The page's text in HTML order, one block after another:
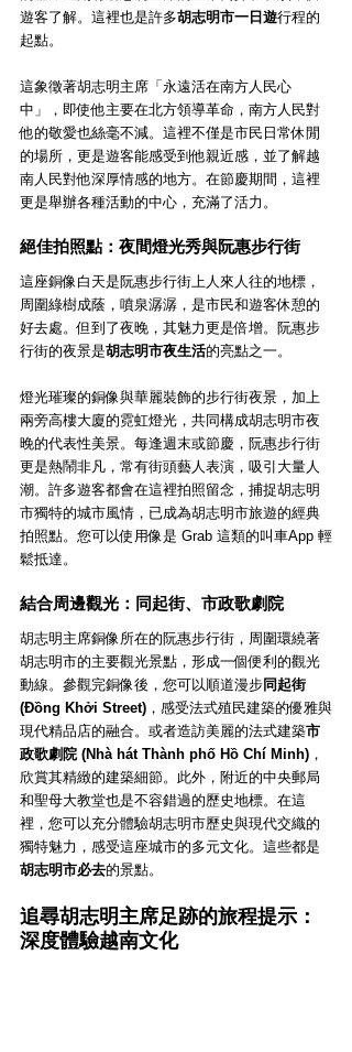
遊客了解。這裡也是許多胡志明市一日遊行程的
起點。
這象徵著胡志明主席「永遠活在南方人民心
中」，即使他主要在北方領導革命，南方人民對
他的敬愛也絲毫不減。這裡不僅是市民日常休閒
的場所，更是遊客能感受到他親近感，並了解越
南人民對他深厚情感的地方。在節慶期間，這裡
更是舉辦各種活動的中心，充滿了活力。
絕佳拍照點：夜間燈光秀與阮惠步行街
這座銅像白天是阮惠步行街上人來人往的地標，
周圍綠樹成蔭，噴泉潺潺，是市民和遊客休憩的
好去處。但到了夜晚，其魅力更是倍增。阮惠步
行街的夜景是胡志明市夜生活的亮點之一。
燈光璀璨的銅像與華麗裝飾的步行街夜景，加上
兩旁高樓大廈的霓虹燈光，共同構成胡志明市夜
晚的代表性美景。每逢週末或節慶，阮惠步行街
更是熱鬧非凡，常有街頭藝人表演，吸引大量人
潮。許多遊客都會在這裡拍照留念，捕捉胡志明
市獨特的城市風情，已成為胡志明市旅遊的經典
拍照點。您可以使用像是 Grab 這類的叫車App 輕
鬆抵達。
結合周邊觀光：同起街、市政歌劇院
胡志明主席銅像所在的阮惠步行街，周圍環繞著
胡志明市的主要觀光景點，形成一個便利的觀光
動線。參觀完銅像後，您可以順道漫步同起街
(Đồng Khởi Street) ，感受法式殖民建築的優雅與
現代精品店的融合。或者造訪美麗的法式建築市
政歌劇院 (Nhà hát Thành phố Hồ Chí Minh) ，
欣賞其精緻的建築細節。此外，附近的中央郵局
和聖母大教堂也是不容錯過的歷史地標。在這
裡，您可以充分體驗胡志明市歷史與現代交織的
獨特魅力，感受這座城市的多元文化。這些都是
胡志明市必去的景點。
追尋胡志明主席足跡的旅程提示：
深度體驗越南文化